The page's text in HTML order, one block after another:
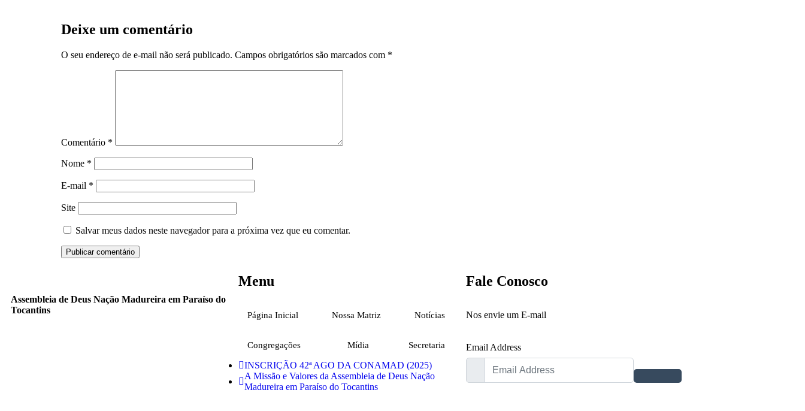
Deixe um comentário
O seu endereço de e-mail não será publicado. Campos obrigatórios são marcados com *
Comentário *
Nome *
E-mail *
Site
Salvar meus dados neste navegador para a próxima vez que eu comentar.
Assembleia de Deus Nação Madureira em Paraíso do
Tocantins
Menu
Página Inicial Nossa Matriz Notícias
Congregações Mídia Secretaria
INSCRIÇÃO 42ª AGO DA CONAMAD (2025)
A Missão e Valores da Assembleia de Deus Nação
Madureira em Paraíso do Tocantins
Fale Conosco
Nos envie um E-mail
Email Address